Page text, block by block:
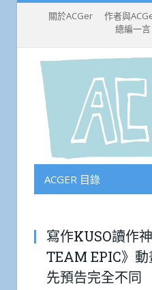
關於ACGer 作者與
總編一言
ACGER 目錄
寫作KUSO讀作
TEAM EPIC》
先預告完全不同